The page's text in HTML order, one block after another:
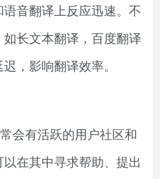
音翻译上反应迅速。不
长文本翻译，百度翻译
，影响翻译效率。
会有活跃的用户社区和
在其中寻求帮助、提出